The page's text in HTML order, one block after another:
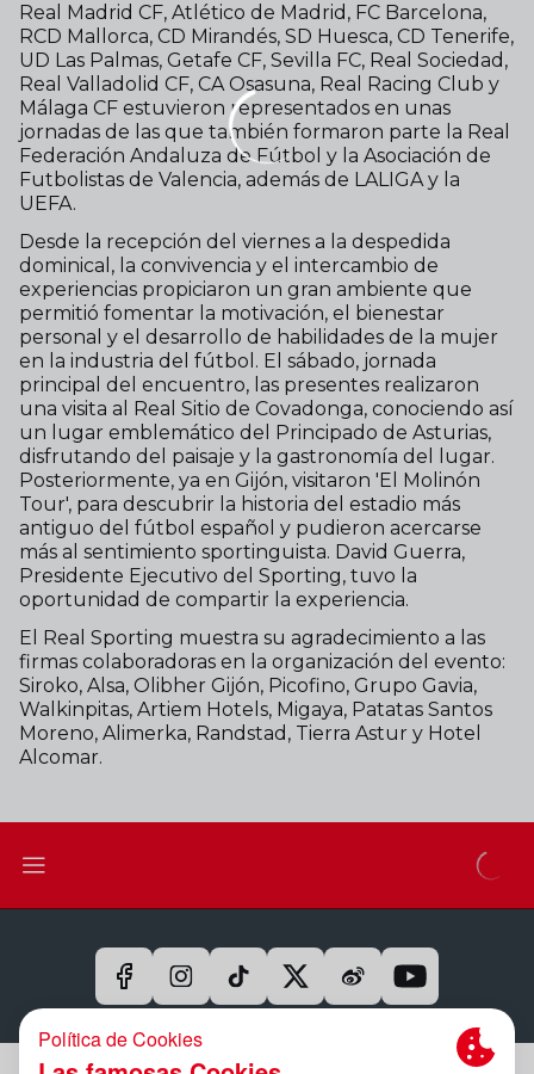
Real Madrid CF, Atlético de Madrid, FC Barcelona,
RCD Mallorca, CD Mirandés, SD Huesca, CD Tenerife,
UD Las Palmas, Getafe CF, Sevilla FC, Real Sociedad,
Real Valladolid CF, CA Osasuna, Real Racing Club y
Málaga CF estuvieron representados en unas
jornadas de las que también formaron parte la Real
Federación Andaluza de Fútbol y la Asociación de
Futbolistas de Valencia, además de LALIGA y la
UEFA.
Desde la recepción del viernes a la despedida
dominical, la convivencia y el intercambio de
experiencias propiciaron un gran ambiente que
permitió fomentar la motivación, el bienestar
personal y el desarrollo de habilidades de la mujer
en la industria del fútbol. El sábado, jornada
principal del encuentro, las presentes realizaron
una visita al Real Sitio de Covadonga, conociendo así
un lugar emblemático del Principado de Asturias,
disfrutando del paisaje y la gastronomía del lugar.
Posteriormente, ya en Gijón, visitaron 'El Molinón
Tour', para descubrir la historia del estadio más
antiguo del fútbol español y pudieron acercarse
más al sentimiento sportinguista. David Guerra,
Presidente Ejecutivo del Sporting, tuvo la
oportunidad de compartir la experiencia.
El Real Sporting muestra su agradecimiento a las
firmas colaboradoras en la organización del evento:
Siroko, Alsa, Olibher Gijón, Picofino, Grupo Gavia,
Walkinpitas, Artiem Hotels, Migaya, Patatas Santos
Moreno, Alimerka, Randstad, Tierra Astur y Hotel
Alcomar.